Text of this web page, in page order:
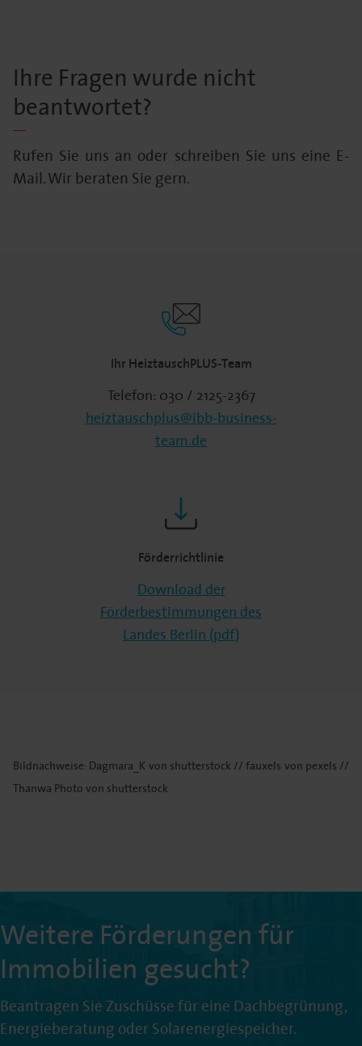
Ihre Fragen wurde nicht
beantwortet?
Rufen Sie uns an oder schreiben Sie uns eine E-
Mail. Wir beraten Sie gern.
Ihr HeiztauschPLUS-Team
Telefon: 030 / 2125-2367
heiztauschplus@ibb-business-
team.de
Förderrichtlinie
Download der
Förderbestimmungen des
Landes Berlin (pdf)
Bildnachweise: Dagmara_K von shutterstock // fauxels von pexels //
Thanwa Photo von shutterstock
Weitere Förderungen für
Immobilien gesucht?
Beantragen Sie Zuschüsse für eine Dachbegrünung,
Energieberatung oder Solarenergiespeicher.